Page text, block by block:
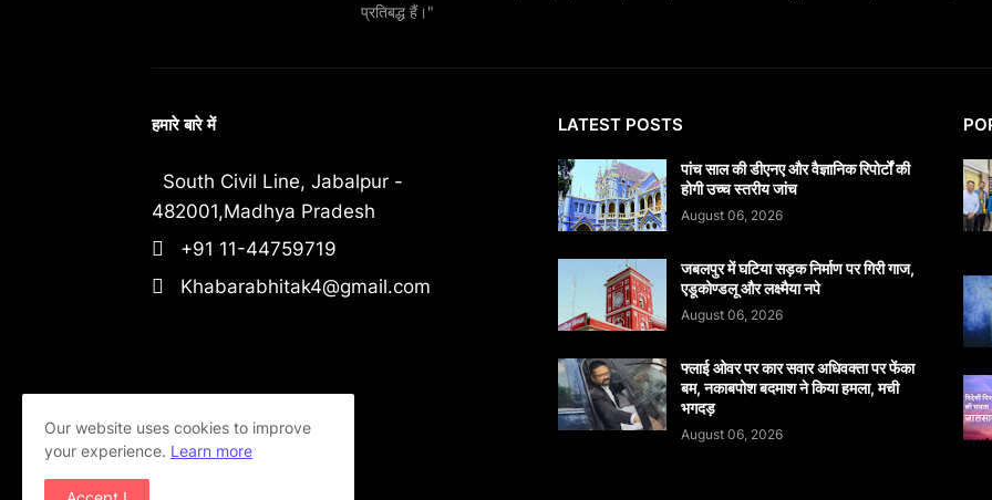
प्रतिबद्ध हैं।"
हमारे बारे में
South Civil Line, Jabalpur -
482001,Madhya Pradesh
+91 11-44759719
Khabarabhitak4@gmail.com
LATEST POSTS
पांच साल की डीएनए और वैज्ञानिक रिपोर्टों की
होगी उच्च स्तरीय जांच
August 06, 2026
जबलपुर में घटिया सड़क निर्माण पर गिरी गाज,
एडूकोण्डलू और लक्ष्मैया नपे
August 06, 2026
फ्लाई ओवर पर कार सवार अधिवक्ता पर फेंका
बम, नकाबपोश बदमाश ने किया हमला, मची
भगदड़
August 06, 2026
Our website uses cookies to improve
your experience. Learn more